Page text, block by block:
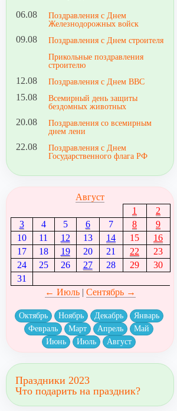
06.08
Поздравления с Днем
Железнодорожных войск
09.08
Поздравления с Днем строителя
Прикольные поздравления
строителю
12.08 Поздравления с Днем ВВС
15.08
Всемирный день защиты
бездомных животных
20.08
Поздравления со всемирным
днем лени
22.08
Поздравления с Днем
Государственного флага РФ
Август
1
2
3
4 5 6 7 8
9
10
11 12 13 14 15
16
17
18 19 20 21 22
23
24
25 26 27 28 29
30
31
← Июль| Сентябрь →
Октябрь Ноябрь Декабрь
Январь
Февраль
Март Апрель
Май
Июнь
Июль Август
Праздники 2023
Что подарить на праздник?